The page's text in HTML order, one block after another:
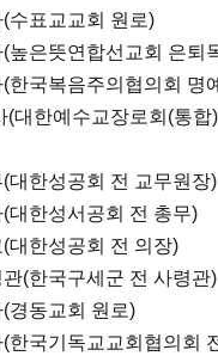
수표교교회 원로)
높은뜻연합선교회 은퇴
한국복음주의협의회 명
(대한예수교장로회(통
대한성공회 전 교무원장)
대한성서공회 전 총무)
대한성공회 전 의장)
(한국구세군 전 사령관)
경동교회 원로)
한국기독교교회협의회